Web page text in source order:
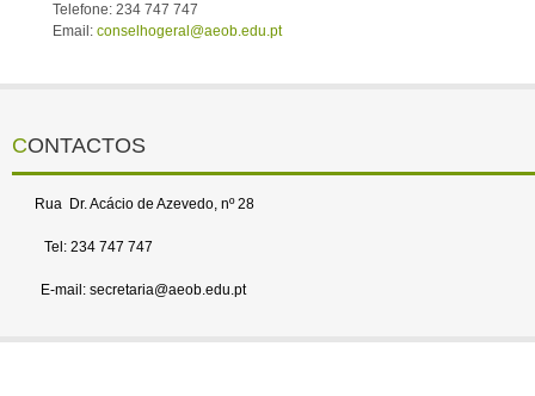
Telefone: 234 747 747
Email:conselhogeral@aeob.edu.pt
CONTACTOS
Rua Dr. Acácio de Azevedo, nº 28
Tel: 234 747 747
E-mail: secretaria@aeob.edu.pt